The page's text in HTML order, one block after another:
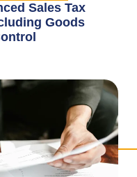
Sales Tax
Goods